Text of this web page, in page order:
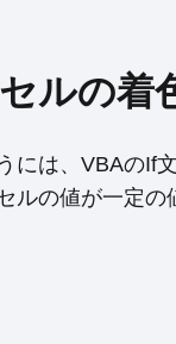
ルの着
には、VBAのIf
ルの値が一定